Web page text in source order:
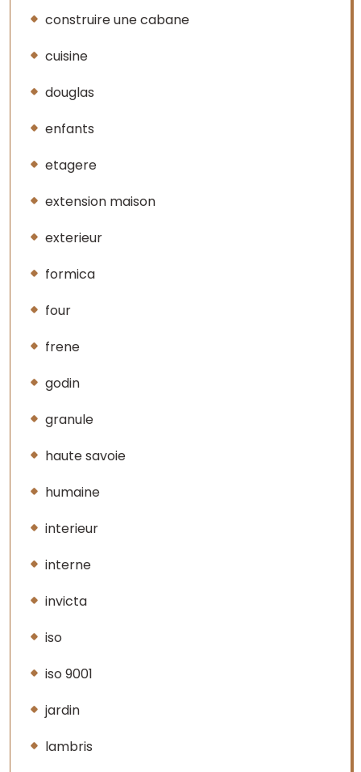
construire une cabane
cuisine
douglas
enfants
etagere
extension maison
exterieur
formica
four
frene
godin
granule
haute savoie
humaine
interieur
interne
invicta
iso
iso 9001
jardin
lambris